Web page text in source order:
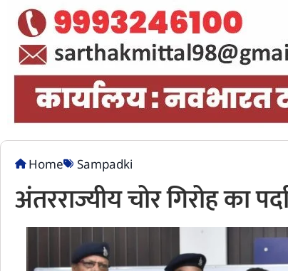
Home Sampadki
अंतरराज्यीय चोर गिरोह का